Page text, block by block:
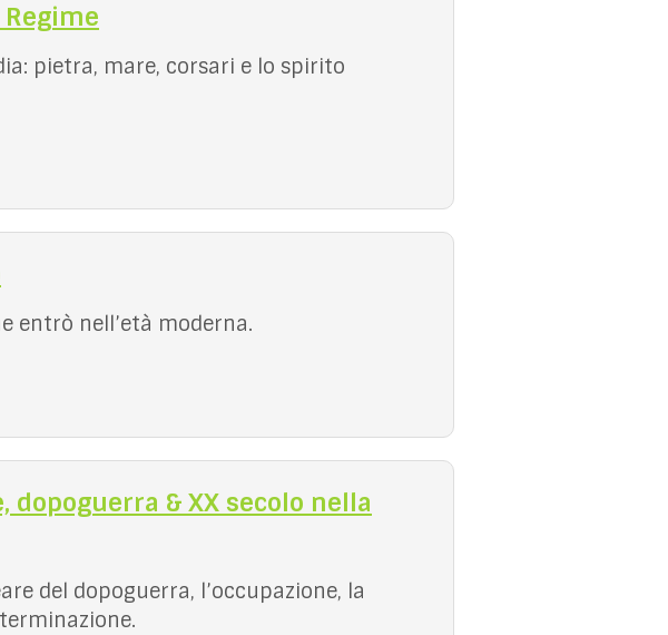
pietra, mare, corsari e lo spirito
entrò nell’età moderna.
& XX secolo nella
del dopoguerra, l’occupazione, la